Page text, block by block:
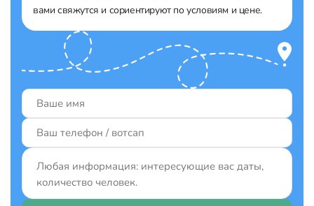
вами свяжутся и сориентируют по условиям и цене.